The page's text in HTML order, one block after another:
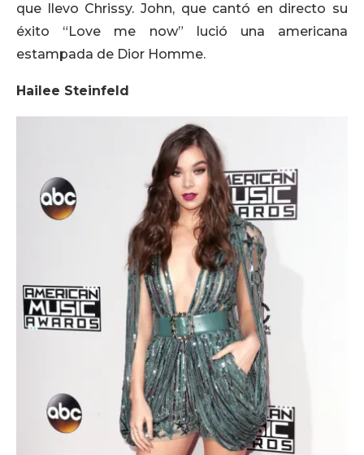
que llevo Chrissy. John, que cantó en directo su
éxito “Love me now” lució una americana
estampada de Dior Homme.
Hailee Steinfeld